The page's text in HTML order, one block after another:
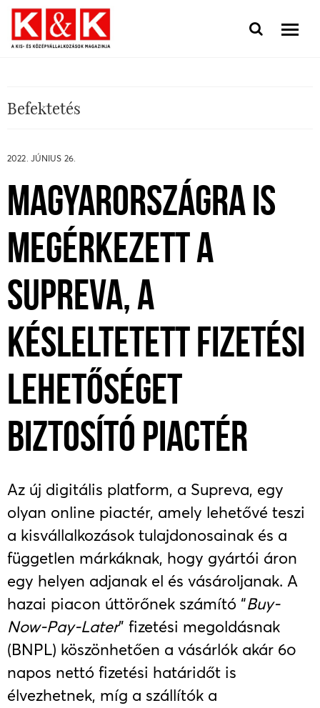
Befektetés
2022. JÚNIUS 26.
MAGYARORSZÁGRA IS
MEGÉRKEZETT A
SUPREVA, A
KÉSLELTETETT FIZETÉSI
LEHETŐSÉGET
BIZTOSÍTÓ PIACTÉR
Az új digitális platform, a Supreva, egy
olyan online piactér, amely lehetővé teszi
a kisvállalkozások tulajdonosainak és a
független márkáknak, hogy gyártói áron
egy helyen adjanak el és vásároljanak. A
hazai piacon úttörőnek számító “Buy-
Now-Pay-Later” fizetési megoldásnak
(BNPL) köszönhetően a vásárlók akár 60
napos nettó fizetési határidőt is
élvezhetnek, míg a szállítók a